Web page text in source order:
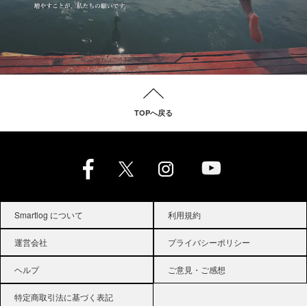
TOPへ戻る
Smartlog について 利用規約
運営会社 プライバシーポリシー
ヘルプ ご意見・ご感想
特定商取引法に基づく表記